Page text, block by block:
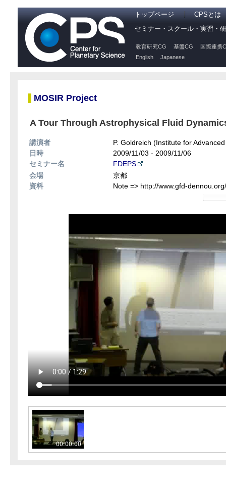
トップページ
CPSとは
セミナー・スクール・実習・
教育研究CG 基盤CG
国際連携
English
Japanese
MOSIR Project
A Tour Through Astrophysical Fluid
講演者
P. Goldreich (Institute for
日時
2009/11/03 - 2009/11/06
セミナー名
FDEPS
会場
京都
資料
Note => http://www.gfd-
00:00:00